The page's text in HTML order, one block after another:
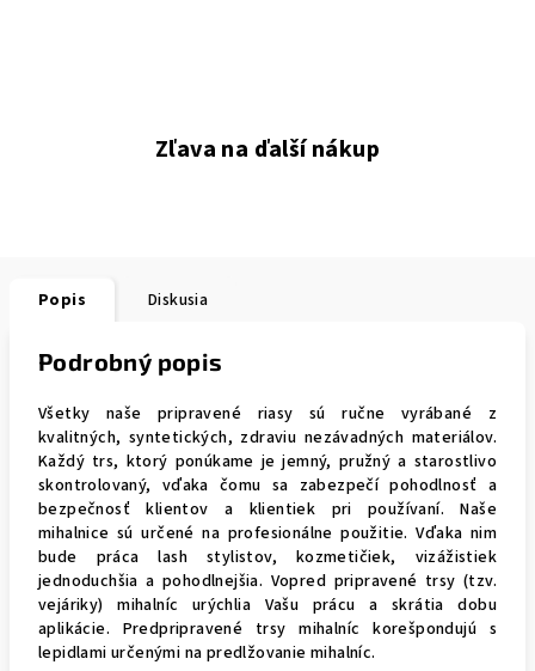
Zľava na ďalší nákup
Popis Diskusia
Podrobný popis
Všetky naše pripravené riasy sú ručne vyrábané z
kvalitných, syntetických, zdraviu nezávadných materiálov.
Každý trs, ktorý ponúkame je jemný, pružný a starostlivo
skontrolovaný, vďaka čomu sa zabezpečí pohodlnosť a
bezpečnosť klientov a klientiek pri používaní. Naše
mihalnice sú určené na profesionálne použitie. Vďaka nim
bude práca lash stylistov, kozmetičiek, vizážistiek
jednoduchšia a pohodlnejšia. Vopred pripravené trsy (tzv.
vejáriky) mihalníc urýchlia Vašu prácu a skrátia dobu
aplikácie. Predpripravené trsy mihalníc korešpondujú s
lepidlami určenými na predlžovanie mihalníc.